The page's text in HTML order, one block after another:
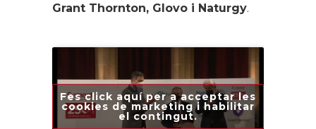
Grant Thornton, Glovo i Naturgy.
Fes click aquí per a acceptar les
cookies de marketing i habilitar
el contingut.